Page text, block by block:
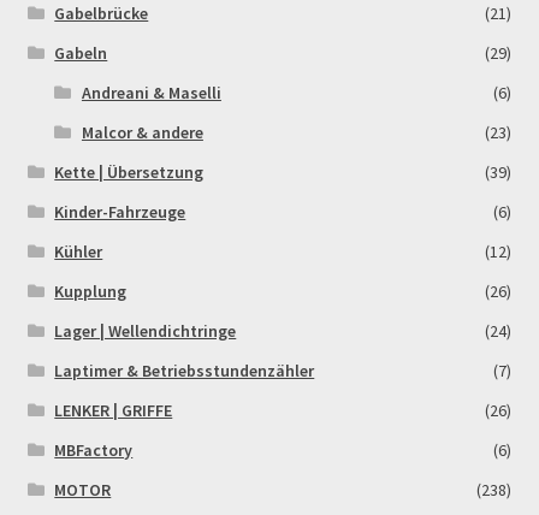
Gabelbrücke
(21)
Gabeln
(29)
Andreani & Maselli
(6)
Malcor & andere
(23)
Kette | Übersetzung
(39)
Kinder-Fahrzeuge
(6)
Kühler
(12)
Kupplung
(26)
Lager | Wellendichtringe
(24)
Laptimer & Betriebsstundenzähler
(7)
LENKER | GRIFFE
(26)
MBFactory
(6)
MOTOR
(238)